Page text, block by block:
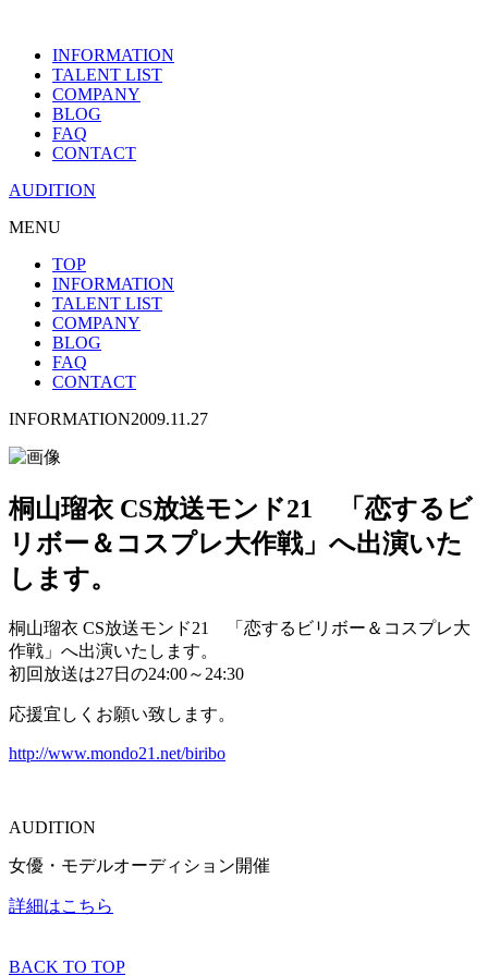
INFORMATION
TALENT LIST
COMPANY
BLOG
FAQ
CONTACT
AUDITION
MENU
TOP
INFORMATION
TALENT LIST
COMPANY
BLOG
FAQ
CONTACT
INFORMATION2009.11.27
桐山瑠衣 CS放送モンド21 「恋するビ
リボー＆コスプレ大作戦」へ出演いた
します。
桐山瑠衣 CS放送モンド21 「恋するビリボー＆コスプレ大
作戦」へ出演いたします。
初回放送は27日の24:00～24:30
応援宜しくお願い致します。
http://www.mondo21.net/biribo
AUDITION
女優・モデルオーディション開催
詳細はこちら
BACK TO TOP